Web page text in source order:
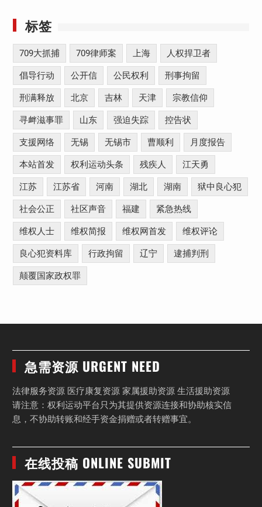
标签
709大抓捕 709律师案 上海 人权捍卫者
倡导行动 公开信 公民权利 刑事拘留
刑满释放 北京 吉林 天津 宗教信仰
寻衅滋事罪 山东 强迫失踪 控告状
支援网络 无锡 无锡市 曹顺利 月度报告
本站首发 权利运动头条 残疾人 江天勇
江苏 江苏省 河南 湖北 湖南 狱中良心犯
社会公正 社区声音 福建 紧急热线
维权人士 维权简报 维权网首发 维权评论
良心犯资料库 行政拘留 辽宁 逮捕判刑
颠覆国家政权罪
急需资源 URGENT NEED
法律服务资源 医疗康复资源 家属援助资源 生活援助资源
请注意：权利运动平台只为其提供资源连接和协助核实信
息，不协助转账和经手资金捐赠或者转赠事宜。
在线投稿 ONLINE SUBMIT